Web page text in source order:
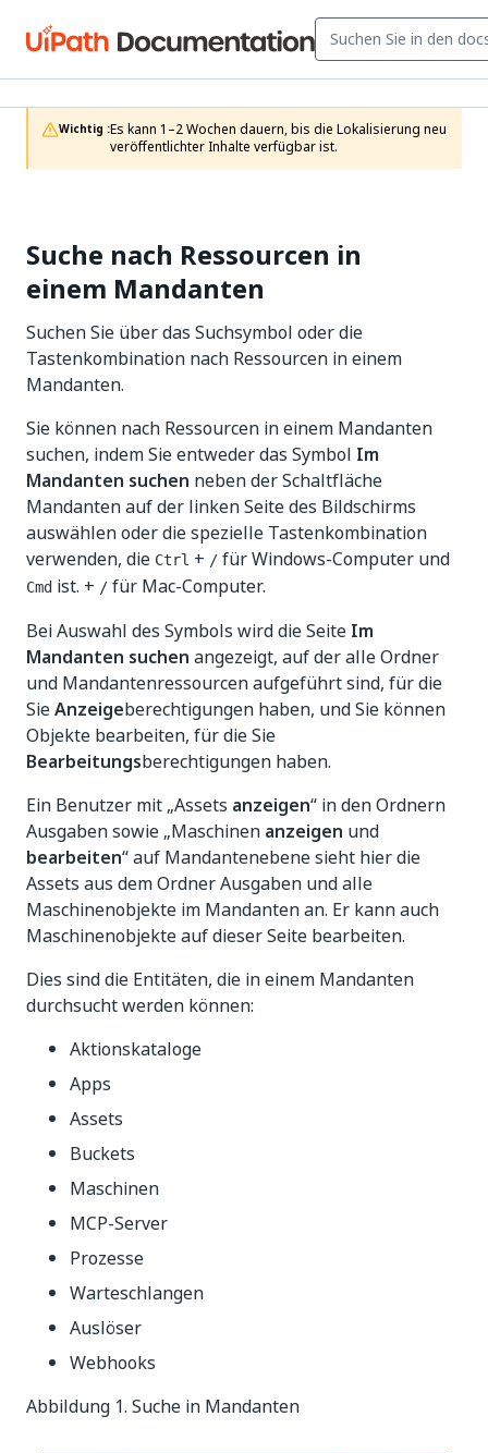
Wichtig :Es kann 1–2 Wochen dauern, bis die Lokalisierung neu
veröffentlichter Inhalte verfügbar ist.
Suche nach Ressourcen in
einem Mandanten
Suchen Sie über das Suchsymbol oder die
Tastenkombination nach Ressourcen in einem
Mandanten.
Sie können nach Ressourcen in einem Mandanten
suchen, indem Sie entweder das Symbol Im
Mandanten suchen neben der Schaltfläche
Mandanten auf der linken Seite des Bildschirms
auswählen oder die spezielle Tastenkombination
verwenden, die Ctrl + / für Windows-Computer und
Cmd ist. + / für Mac-Computer.
Bei Auswahl des Symbols wird die Seite Im
Mandanten suchen angezeigt, auf der alle Ordner
und Mandantenressourcen aufgeführt sind, für die
SieAnzeigeberechtigungen haben, und Sie können
Objekte bearbeiten, für die Sie
Bearbeitungsberechtigungen haben.
Ein Benutzer mit „Assets anzeigen“ in den Ordnern
Ausgaben sowie „Maschinen anzeigen und
bearbeiten“ auf Mandantenebene sieht hier die
Assets aus dem Ordner Ausgaben und alle
Maschinenobjekte im Mandanten an. Er kann auch
Maschinenobjekte auf dieser Seite bearbeiten.
Dies sind die Entitäten, die in einem Mandanten
durchsucht werden können:
Aktionskataloge
Apps
Assets
Buckets
Maschinen
MCP-Server
Prozesse
Warteschlangen
Auslöser
Webhooks
Abbildung 1. Suche in Mandanten